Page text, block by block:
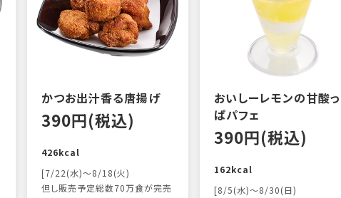
かつお出汁香る唐揚げ
390円(税込)
426kcal
[7/22(水)～8/18(火)
但し販売予定総数70万食が完売
おいしーレモンの甘酸っ
ぱパフェ
390円(税込)
162kcal
[8/5(水)～8/30(日)